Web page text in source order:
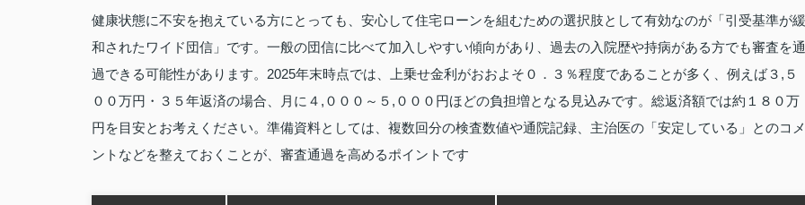
健康状態に不安を抱えている方にとっても、安心して住宅ローンを組むための選択肢として有効なのが「引受基準が緩
和されたワイド団信」です。一般の団信に比べて加入しやすい傾向があり、過去の入院歴や持病がある方でも審査を通
過できる可能性があります。2025年末時点では、上乗せ金利がおおよそ０．３％程度であることが多く、例えば３,５
００万円・３５年返済の場合、月に４,０００～５,０００円ほどの負担増となる見込みです。総返済額では約１８０万
円を目安とお考えください。準備資料としては、複数回分の検査数値や通院記録、主治医の「安定している」とのコメ
ントなどを整えておくことが、審査通過を高めるポイントです